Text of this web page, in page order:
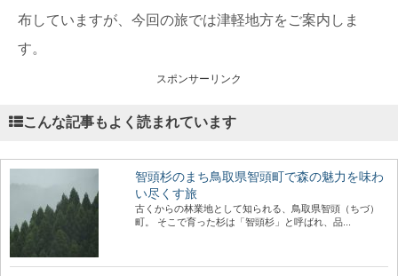
布していますが、今回の旅では津軽地方をご案内しま
す。
スポンサーリンク
こんな記事もよく読まれています
智頭杉のまち鳥取県智頭町で森の魅力を味わ
い尽くす旅
古くからの林業地として知られる、鳥取県智頭（ちづ）
町。 そこで育った杉は「智頭杉」と呼ばれ、品...